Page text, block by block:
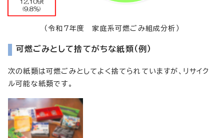
（令和7年度 家庭系可燃ごみ組成分析）
可燃ごみとして捨てがちな紙類（例）
次の紙類は可燃ごみとしてよく捨てられていますが、リサイク
ル可能な紙類です。